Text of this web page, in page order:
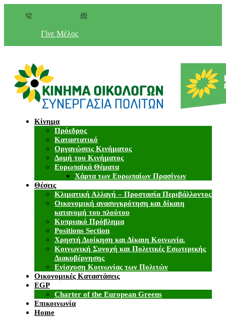
Γίνε Μέλος
Κίνημα
Πρόεδρος
Καταστατικό
Οργανώσεις Κινήματος
Δομή του Κινήματος
Ευρωπαϊκά Θέματα
Χάρτα των Ευρωπαίων Πρασίνων
Θέσεις
Κλιματική Αλλαγή – Προστασία Περιβάλλοντος
Οικονομική ανασυγκρότηση και δίκαιη
κατανομή του πλούτου
Κυπριακό Πρόβλημα
Positions Section
Χρηστή Διοίκηση και Δίκαιη Κοινωνία.
Κοινωνική Συνοχή και Πολιτικές Εσωτερικής
Διακυβέρνησης
Ενίσχυση Κοινωνίας των Πολιτών
Οικονομικές Καταστάσεις
EGP
Charter of the European Greens
Επικοινωνία
Home